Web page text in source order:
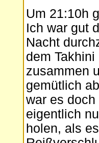
Um 21:10h
Ich war gut
Nacht
dem
zusammen
gemütlich
war es doch
eigentlich
holen, als